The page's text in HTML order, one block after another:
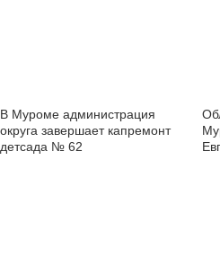
В Муроме администрация
округа завершает капремонт
детсада № 62